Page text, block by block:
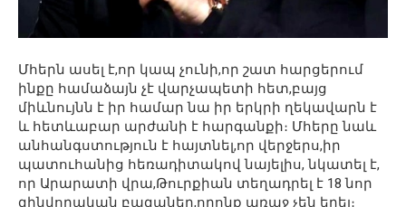
Մհերն ասել է,որ կապ չունի,որ շատ հարցերում
ինքը համաձայն չէ վարչապետի հետ,բայց
միևնույնն է իր համար նա իր երկրի ղեկավարն է
և հետևաբար արժանի է հարգանքի։ Մհերը նաև
անհանգստություն է հայտնել,որ վերջերս,իր
պատուհանից հեռադիտակով նայելիս, նկատել է,
որ Արարատի վրա,Թուրքիան տեղադրել է 18 նոր
զինվորական բազաներ,որոնք առաջ չեն եղել։